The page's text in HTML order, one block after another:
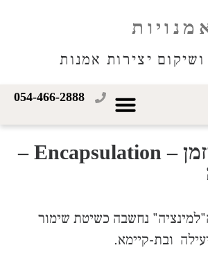
יצירות אמנות
054-466-2888
לעצור את הזמן – Encapsulation –
נחשבה כשיטת שימור